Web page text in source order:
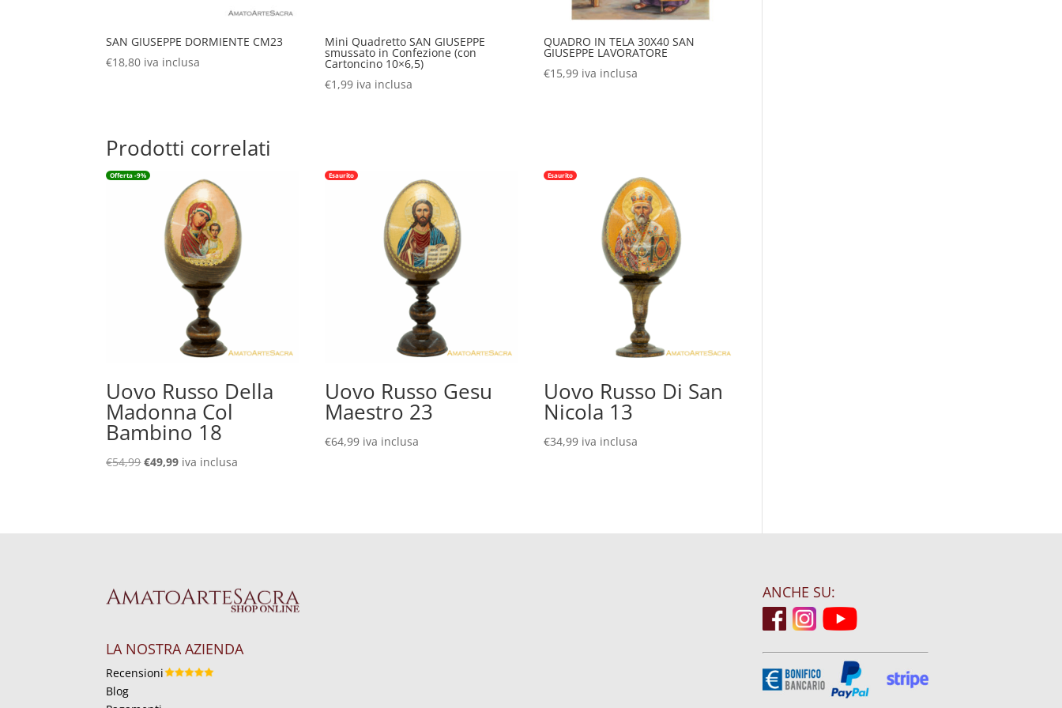
SAN GIUSEPPE DORMIENTE CM23
€18,80 iva inclusa
Mini Quadretto SAN GIUSEPPE
smussato in Confezione (con
Cartoncino 10×6,5)
€1,99 iva inclusa
QUADRO IN TELA 30X40 SAN
GIUSEPPE LAVORATORE
€15,99 iva inclusa
Prodotti correlati
Offerta -9%
Uovo Russo Della
Madonna Col
Bambino 18
€54,99Il
€49,99Iliva inclusa
Esaurito
Uovo Russo Gesu
Maestro 23
€64,99 iva inclusa
Esaurito
Uovo Russo Di San
Nicola 13
€34,99 iva inclusa
LA NOSTRA AZIENDA
Recensioni
Blog
ANCHE SU: